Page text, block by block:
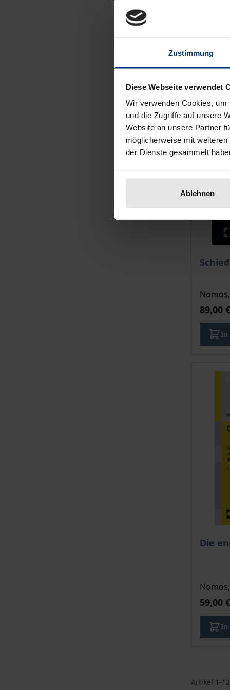
Zustimmung
Diese Webseite verwendet
Wir verwenden Cookies,
und die Zugriffe auf unsere
Website an unsere Partner
möglicherweise mit
der Dienste gesammelt
Ablehnen
89,00 €
In
Die
59,00 €
In
Artikel 1 -12